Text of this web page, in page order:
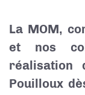
La MOM,
et nos
réalisation
Pouilloux